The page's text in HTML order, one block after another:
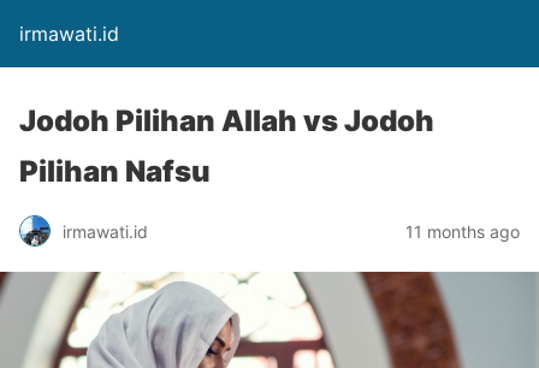
irmawati.id
Jodoh Pilihan Allah vs Jodoh
Pilihan Nafsu
irmawati.id 11 months ago